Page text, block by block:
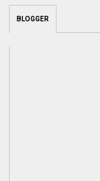
BLOGGER